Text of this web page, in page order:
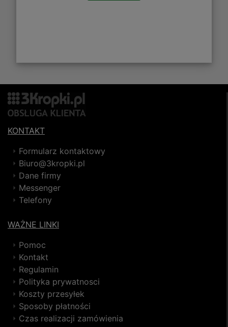
KONTAKT
Formularz kontaktowy
Biuro@3kropki.pl
Dane firmy
Messenger
Telefony
WAŻNE LINKI
Pomoc
Kontakt
Regulamin
Polityka prywatnosci
Koszty przesyłek
Sposoby płatności
Czas realizacji zamówienia